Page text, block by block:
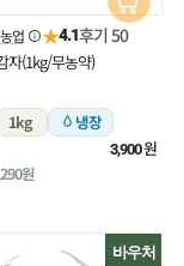
업 ★4.1후기 50
자(1kg/무농약)
1kg 냉장
3,900원
원
바우처